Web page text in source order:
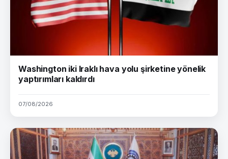
Washington iki Iraklı hava yolu şirketine yönelik
yaptırımları kaldırdı
07/08/2026